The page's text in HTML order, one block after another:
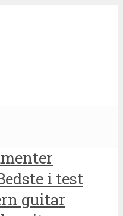
i test
guitar